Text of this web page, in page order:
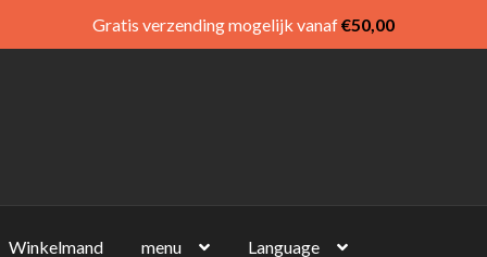
Winkelmand menu Language
Gratis verzending mogelijk vanaf€50,00